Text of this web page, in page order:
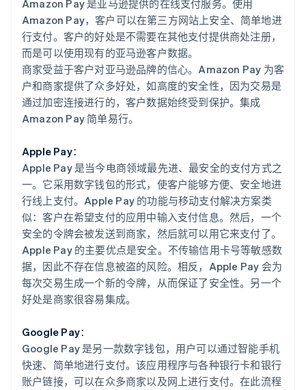
Amazon Pay 是亚马逊提供的在线支付服务。使用
Amazon Pay，客户可以在第三方网站上安全、简单地进
行支付。客户的好处是不需要在其他支付提供商处注册，
而是可以使用现有的亚马逊客户数据。
商家受益于客户对亚马逊品牌的信心。Amazon Pay 为客
户和商家提供了众多好处，如高度的安全性，因为交易是
通过加密连接进行的，客户数据始终受到保护。集成
Amazon Pay 简单易行。
Apple Pay：
Apple Pay 是当今电商领域最先进、最安全的支付方式之
一。它采用数字钱包的形式，使客户能够方便、安全地进
行线上支付。Apple Pay 的功能与移动支付解决方案类
似：客户在希望支付的应用中输入支付信息。然后，一个
安全的令牌会被发送到商家，然后就可以用它来支付了。
Apple Pay 的主要优点是安全。不传输信用卡号等敏感数
据，因此不存在信息被盗的风险。相反，Apple Pay 会为
每次交易生成一个新的令牌，从而保证了安全性。另一个
好处是商家很容易集成。
Google Pay：
Google Pay 是另一款数字钱包，用户可以通过智能手机
快速、简单地进行支付。该应用程序与各种银行卡和银行
账户链接，可以在众多商家以及网上进行支付。在此流程